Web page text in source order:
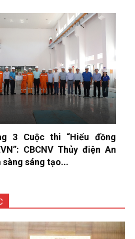
3 Cuộc thi “Hiểu đồng
CBCNV Thủy điện An
sàng sáng tạo...